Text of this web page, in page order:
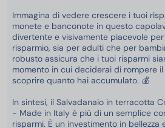
Immagina di vedere crescere i tuoi
monete e banconote in questo
divertente e visivamente piacevole
risparmio, sia per adulti che per
robusto assicura che i tuoi risparmi
momento in cui deciderai di rompere
scoprire quanto hai accumulato. 💰
In sintesi, il Salvadanaio in terracotta
- Made in Italy è più di un semplice
risparmi. È un investimento in bellezza